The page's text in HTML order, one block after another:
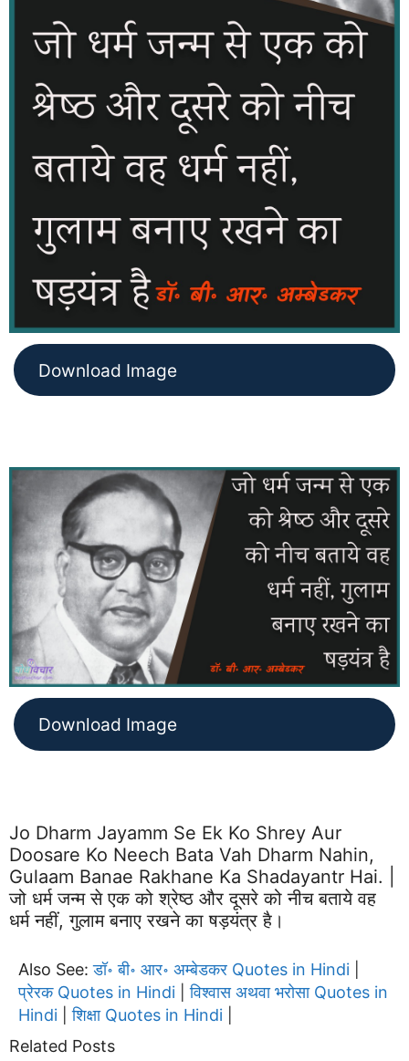
Download Image
Download Image
Jo Dharm Jayamm Se Ek Ko Shrey Aur
Doosare Ko Neech Bata Vah Dharm Nahin,
Gulaam Banae Rakhane Ka Shadayantr Hai. |
जो धर्म जन्म से एक को श्रेष्ठ और दूसरे को नीच बताये वह
धर्म नहीं, गुलाम बनाए रखने का षड़यंत्र है।
Also See:डॉ॰ बी॰ आर॰ अम्बेडकर Quotes in Hindi
प्रेरक Quotes in Hindi |विश्वास अथवा भरोसा Quotes in
Hindi |शिक्षा Quotes in Hindi
Related Posts